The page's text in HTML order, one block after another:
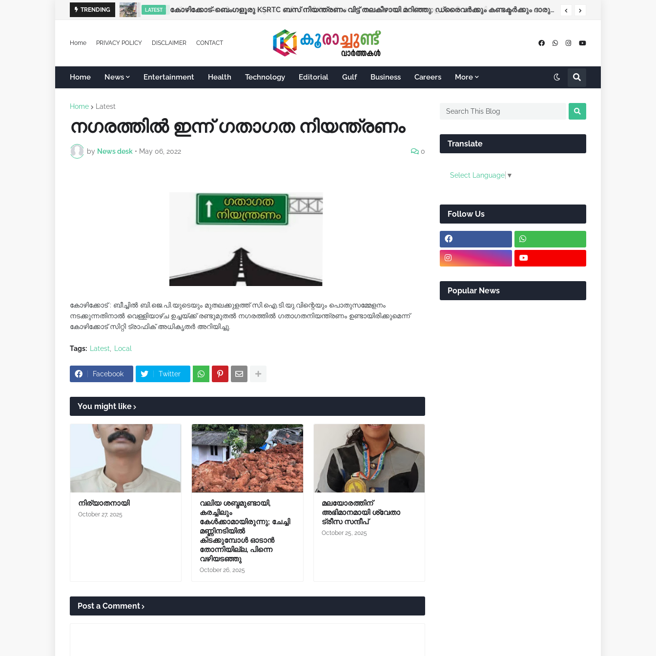
TRENDING LATEST കോഴിക്കോട്-ബെംഗളൂരു KSRTC ബസ് നിയന്ത്രണം വിട്ട് തലകീഴായി മറിഞ്ഞു; ഡ്രൈവർക്കും കണ്ടക്ടർക്കും ദാരുണാന്ത്യം
LATEST പ്രൊഫഷണൽ കോളെജുകൾ ഒഴികെ വിദ്യാഭ്യാസ സ്ഥാപനങ്ങൾക്ക് നാളെ (ശനി) അവധി
Home PRIVACY POLICY DISCLAIMER CONTACT
Home News Entertainment Health Technology Editorial Gulf Business Careers More
Home Latest
നഗരത്തിൽ ഇന്ന് ഗതാഗത നിയന്ത്രണം
by News desk • May 06, 2022 0
കോഴിക്കോട് : ബീച്ചിൽ ബി.ജെ.പി.യുടെയും മുതലക്കുളത്ത് സി.ഐ.ടി.യു.വിന്റെയും പൊതുസമ്മേളനം
നടക്കുന്നതിനാൽ വെള്ളിയാഴ്ച ഉച്ചയ്ക്ക് രണ്ടുമുതൽ നഗരത്തിൽ ഗതാഗതനിയന്ത്രണം ഉണ്ടായിരിക്കുമെന്ന്
കോഴിക്കോട് സിറ്റി ട്രാഫിക് അധികൃതർ അറിയിച്ചു.
Tags: Latest Local
Facebook Twitter
You might like
നിര്യാതനായി
October 27, 2025
വലിയ ശബ്ദമുണ്ടായി,
കരച്ചിലും
കേൾക്കാമായിരുന്നു; ചേച്ചി
മണ്ണിനടിയിൽ
കിടക്കുമ്പോൾ ഓടാൻ
തോന്നിയില്ല, പിന്നെ
വഴിയടഞ്ഞു
October 26, 2025
മലയോരത്തിന്
അഭിമാനമായി ശ്വേതാ
ട്രീസ സന്ദീപ്
October 25, 2025
Post a Comment
Translate
Select Language ▼
Follow Us
Popular News